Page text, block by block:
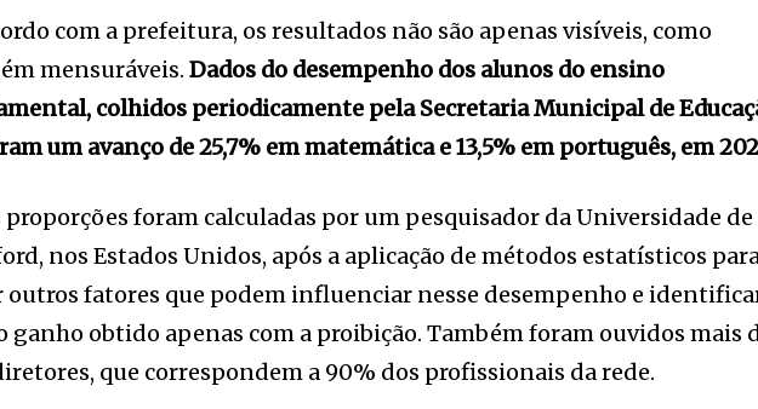
com a prefeitura, os resultados não são apenas visíveis, como
mensuráveis.Dados do desempenho dos alunos do ensino
colhidos periodicamente pela Secretaria Municipal de
um avanço de 25,7% em matemática e 13,5% em português, em
proporções foram calculadas por um pesquisador da Universidade de
nos Estados Unidos, após a aplicação de métodos estatísticos
outros fatores que podem influenciar nesse desempenho e
ganho obtido apenas com a proibição. Também foram ouvidos mais
que correspondem a 90% dos profissionais da rede.